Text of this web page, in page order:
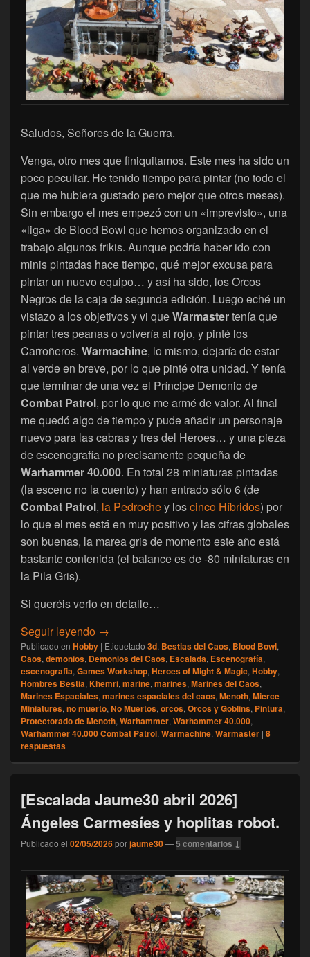
Saludos, Señores de la Guerra.
Venga, otro mes que finiquitamos. Este mes ha sido un
poco peculiar. He tenido tiempo para pintar (no todo el
que me hubiera gustado pero mejor que otros meses).
Sin embargo el mes empezó con un «imprevisto», una
«liga» de Blood Bowl que hemos organizado en el
trabajo algunos frikis. Aunque podría haber ido con
minis pintadas hace tiempo, qué mejor excusa para
pintar un nuevo equipo… y así ha sido, los Orcos
Negros de la caja de segunda edición. Luego eché un
vistazo a los objetivos y vi queWarmastertenía que
pintar tres peanas o volvería al rojo, y pinté los
Carroñeros. Warmachine, lo mismo, dejaría de estar
al verde en breve, por lo que pinté otra unidad. Y tenía
que terminar de una vez el Príncipe Demonio de
Combat Patrol, por lo que me armé de valor. Al final
me quedó algo de tiempo y pude añadir un personaje
nuevo para las cabras y tres del Heroes… y una pieza
de escenografía no precisamente pequeña de
Warhammer 40.000. En total 28 miniaturas pintadas
(la esceno no la cuento) y han entrado sólo 6 (de
Combat Patrol, la Pedrochey loscinco Híbridos) por
lo que el mes está en muy positivo y las cifras globales
son buenas, la marea gris de momento este año está
bastante contenida (el balance es de -80 miniaturas en
la Pila Gris).
Si queréis verlo en detalle…
Seguir leyendo [Escalada] Namarie, Mayo 2026
→
Publicado en Hobby | Etiquetado 3d, Bestias del Caos, Blood Bowl,
Caos, demonios, Demonios del Caos, Escalada, Escenografía,
escenografia, Games Workshop, Heroes of Might & Magic, Hobby,
Hombres Bestia, Khemri, marine, marines, Marines del Caos,
Marines Espaciales, marines espaciales del caos, Menoth, Mierce
Miniatures, no muerto, No Muertos, orcos, Orcos y Goblins, Pintura,
Protectorado de Menoth, Warhammer, Warhammer 40.000,
Warhammer 40.000 Combat Patrol, Warmachine, Warmaster | 8
respuestas
[Escalada Jaume30 abril 2026]
Ángeles Carmesíes y hoplitas robot.
Publicado el 02/05/2026porjaume30—5 comentarios ↓